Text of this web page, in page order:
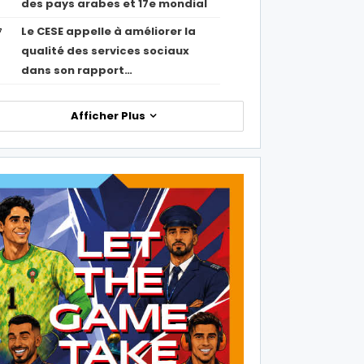
des pays arabes et 17e mondial
Le CESE appelle à améliorer la
qualité des services sociaux
dans son rapport…
Afficher Plus